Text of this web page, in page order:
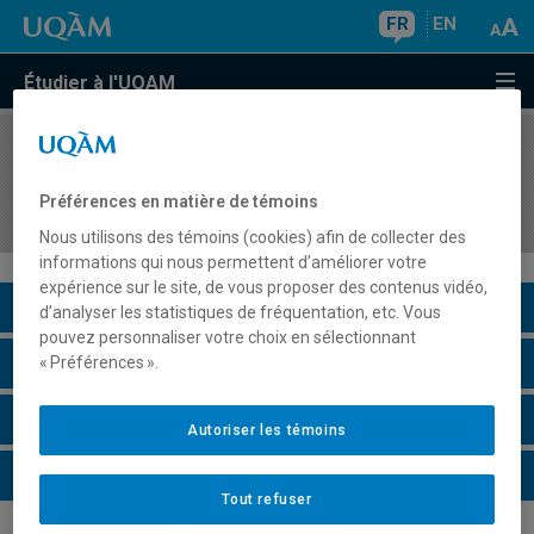
FR EN
Étudier à l'UQAM
COURS//
pratique et théorique
Description du cours
Horaire - Été 2026
Horaire - Automne 2026
Horaire - Hiver 2027
Préférences en matière de témoins
Nous utilisons des témoins (cookies) afin de collecter des
informations qui nous permettent d’améliorer votre
expérience sur le site, de vous proposer des contenus vidéo,
d’analyser les statistiques de fréquentation, etc. Vous
pouvez personnaliser votre choix en sélectionnant
« Préférences ».
Tout refuser
Autoriser les témoins